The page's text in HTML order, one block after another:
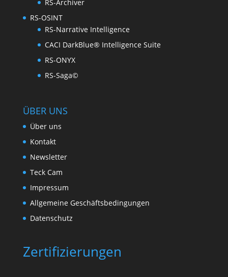
RS-Archiver
RS-OSINT
RS-Narrative Intelligence
CACI DarkBlue® Intelligence Suite
RS-ONYX
RS-Saga©
ÜBER UNS
Über uns
Kontakt
Newsletter
Teck Cam
Impressum
Allgemeine Geschäftsbedingungen
Datenschutz
Zertifizierungen